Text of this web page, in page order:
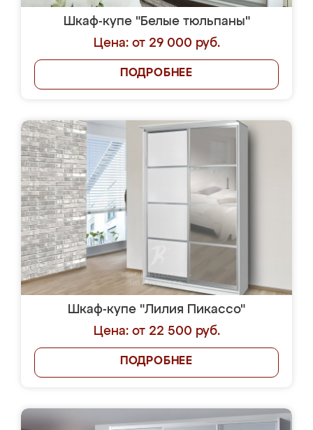
Шкаф-купе "Белые тюльпаны"
Цена: от 29 000 руб.
ПОДРОБНЕЕ
Шкаф-купе "Лилия Пикассо"
Цена: от 22 500 руб.
ПОДРОБНЕЕ